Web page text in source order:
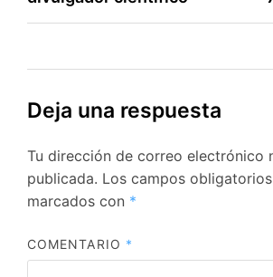
entradas
Deja una respuesta
Tu dirección de correo electrónico
publicada. Los campos
marcados con *
COMENTARIO *